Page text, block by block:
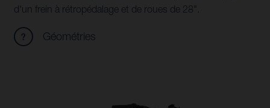
d'un frein à rétropédalage et de roues de 28".
Géométries